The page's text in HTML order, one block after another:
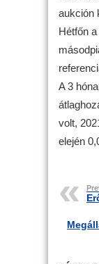
aukción
Hétfőn
A 3
volt,
elején